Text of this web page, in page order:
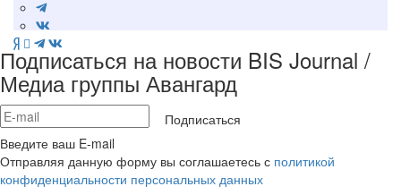
Подписаться на новости BIS Journal /
Медиа группы Авангард
Подписаться
Введите ваш E-mail
Отправляя данную форму вы соглашаетесь с политикой
конфиденциальности персональных данных